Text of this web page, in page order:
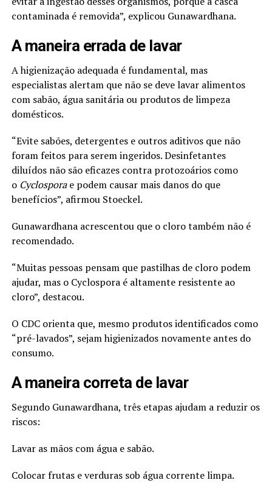
contaminada é removida”, explicou Gunawardhana.
A maneira errada de lavar
A higienização adequada é fundamental, mas
especialistas alertam que não se deve lavar alimentos
com sabão, água sanitária ou produtos de limpeza
domésticos.
“Evite sabões, detergentes e outros aditivos que não
foram feitos para serem ingeridos. Desinfetantes
diluídos não são eficazes contra protozoários como
o Cyclosporae podem causar mais danos do que
benefícios”, afirmou Stoeckel.
Gunawardhana acrescentou que o cloro também não é
recomendado.
“Muitas pessoas pensam que pastilhas de cloro podem
ajudar, mas o Cyclospora é altamente resistente ao
cloro”, destacou.
O CDC orienta que, mesmo produtos identificados como
“pré-lavados”, sejam higienizados novamente antes do
consumo.
A maneira correta de lavar
Segundo Gunawardhana, três etapas ajudam a reduzir os
riscos:
Lavar as mãos com água e sabão.
Colocar frutas e verduras sob água corrente limpa.